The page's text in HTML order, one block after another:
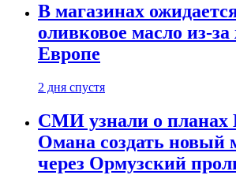
В магазинах
оливковое масло из-
Европе
2 дня спустя
СМИ узнали о планах
Омана создать новый
через Ормузский